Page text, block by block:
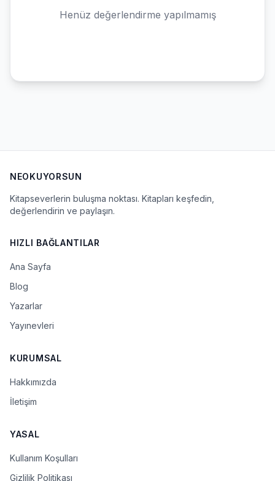
Henüz değerlendirme yapılmamış
NEOKUYORSUN
Kitapseverlerin buluşma noktası. Kitapları keşfedin,
değerlendirin ve paylaşın.
HIZLI BAĞLANTILAR
Ana Sayfa
Blog
Yazarlar
Yayınevleri
KURUMSAL
Hakkımızda
İletişim
YASAL
Kullanım Koşulları
Gizlilik Politikası